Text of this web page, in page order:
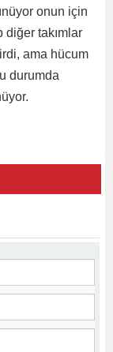
onun için
takımlar
ama hücum
durumda